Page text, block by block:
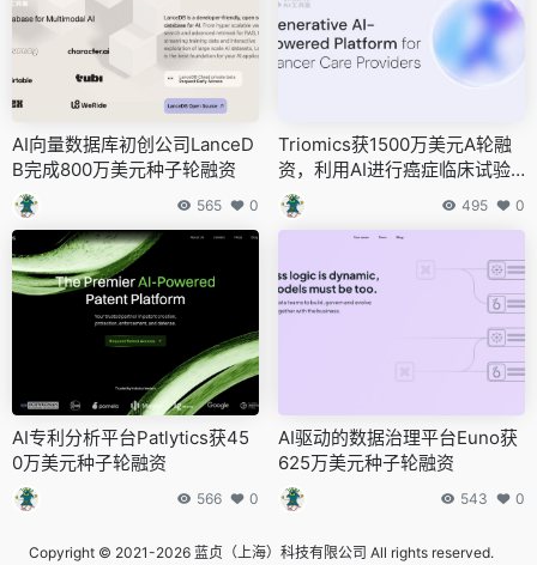
AI向量数据库初创公司LanceD
B完成800万美元种子轮融资
565 0
Triomics获1500万美元A轮融
资，利用AI进行癌症临床试验
匹配
495 0
AI专利分析平台Patlytics获45
0万美元种子轮融资
566 0
AI驱动的数据治理平台Euno获
625万美元种子轮融资
543 0
Copyright © 2021-2026 蓝贞（上海）科技有限公司 All rights reserved.